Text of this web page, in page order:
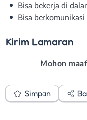
Bisa bekerja di
Bisa berkomunikasi
Kirim Lamaran
Mohon
Simpan